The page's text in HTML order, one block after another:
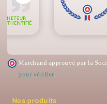
Marchand approuvé par la
pour vérifier.
Nos produits